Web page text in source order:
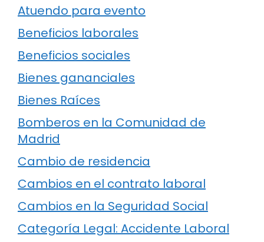
Atuendo para evento
Beneficios laborales
Beneficios sociales
Bienes gananciales
Bienes Raíces
Bomberos en la Comunidad de
Madrid
Cambio de residencia
Cambios en el contrato laboral
Cambios en la Seguridad Social
Categoría Legal: Accidente Laboral